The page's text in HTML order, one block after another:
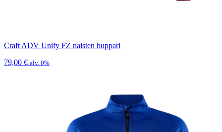
Craft ADV Unify FZ naisten huppari
79,00 € alv. 0%